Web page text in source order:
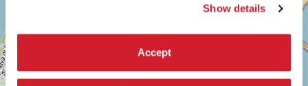
Show details
Accept
VENEZIA
TEL.
0415218711
info@labiennale.org